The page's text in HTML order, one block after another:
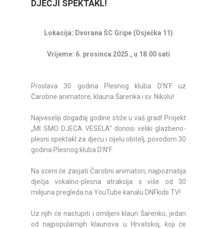
DJEČJI SPEKTAKL!
Lokacija: Dvorana ŠC Gripe (Osječka 11)
Vrijeme: 6. prosinca 2025., u 18.00 sati
Proslava 30 godina Plesnog kluba D’N’F uz
Čarobne animatore, klauna Šarenka i sv. Nikolu!
Najveseliji događaj godine stiže u vaš grad! Projekt
„MI SMO DJECA VESELA“ donosi veliki glazbeno-
plesni spektakl za djecu i cijelu obitelj, povodom 30
godina Plesnog kluba D’N’F.
Na sceni će zasjati Čarobni animatori, najpoznatija
dječja vokalno-plesna atrakcija s više od 30
milijuna pregleda na YouTube kanalu DNFkids TV!
Uz njih će nastupiti i omiljeni klaun Šarenko, jedan
od najpopularnijih klaunova u Hrvatskoj, koji će